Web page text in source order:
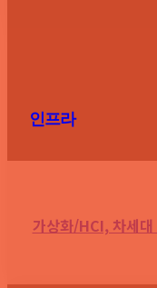
인프라
가상화/HCI, 차세